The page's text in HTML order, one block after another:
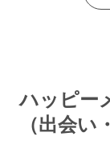
ハッピー
（出会い